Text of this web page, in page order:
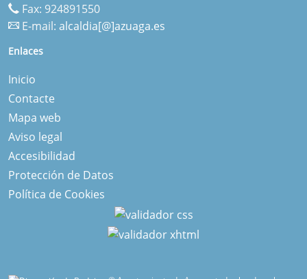
Fax: 924891550
E-mail: alcaldia[@]azuaga.es
Enlaces
Inicio
Contacte
Mapa web
Aviso legal
Accesibilidad
Protección de Datos
Política de Cookies